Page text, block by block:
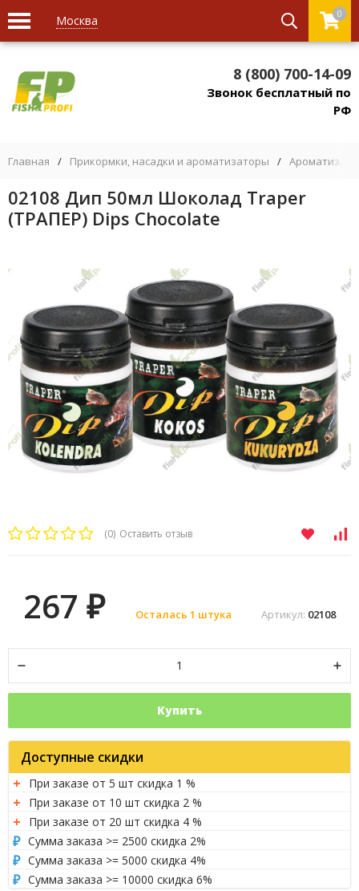
Москва 0
8 (800) 700-14-09
Звонок бесплатный по
РФ
Главная / Прикормки, насадки и ароматизаторы /
02108 Дип 50мл Шоколад Traper
(ТРАПЕР) Dips Chocolate
(0) Оставить отзыв
Артикул: 02108
Осталась 1 штука
267 ₽
Купить
Доступные скидки
При заказе от 5 шт скидка 1 %
При заказе от 10 шт скидка 2 %
При заказе от 20 шт скидка 4 %
Сумма заказа >= 2500 скидка 2%
Сумма заказа >= 5000 скидка 4%
Сумма заказа >= 10000 скидка 6%